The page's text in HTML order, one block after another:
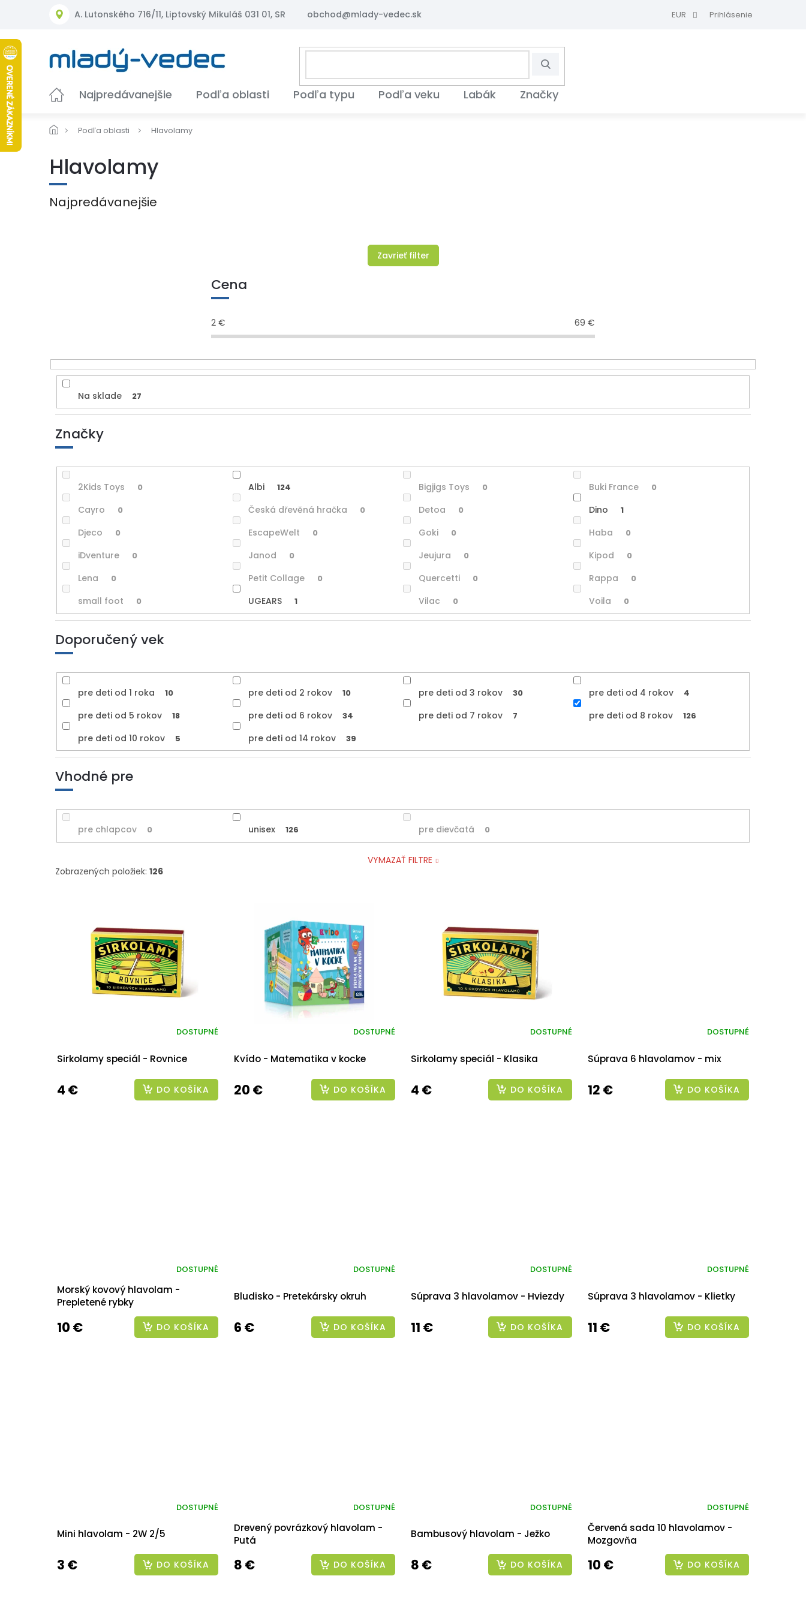
A. Lutonského 716/11, Liptovský Mikuláš 031 01, SR obchod@mlady-vedec.sk EUR Prihlásenie
Hľadať
Najpredávanejšie Podľa oblasti Podľa typu Podľa veku Labák Značky
Podľa oblasti Hlavolamy
Hlavolamy
Najpredávanejšie
Zavrieť filter
Cena
2 € 69 €
Na sklade 27
Značky
2Kids Toys 0 Albi 124 Bigjigs Toys 0 Buki France 0
Cayro 0 Česká dřevěná hračka 0 Detoa 0 Dino 1
Djeco 0 EscapeWelt 0 Goki 0 Haba 0
iDventure 0 Janod 0 Jeujura 0 Kipod 0
Lena 0 Petit Collage 0 Quercetti 0 Rappa 0
small foot 0 UGEARS 1 Vilac 0 Voila 0
Doporučený vek
pre deti od 1 roka 10 pre deti od 2 rokov 10 pre deti od 3 rokov 30 pre deti od 4 rokov 4
pre deti od 5 rokov 18 pre deti od 6 rokov 34 pre deti od 7 rokov 7 pre deti od 8 rokov 126
pre deti od 10 rokov 5 pre deti od 14 rokov 39
Vhodné pre
pre chlapcov 0 unisex 126 pre dievčatá 0
VYMAZAŤ FILTRE
Zobrazených položiek: 126
Sirkolamy speciál - Rovnice
DOSTUPNÉ
4 € DO KOŠÍKA
Kvído - Matematika v kocke
DOSTUPNÉ
20 € DO KOŠÍKA
Sirkolamy speciál - Klasika
DOSTUPNÉ
4 € DO KOŠÍKA
Súprava 6 hlavolamov - mix
DOSTUPNÉ
12 € DO KOŠÍKA
Morský kovový hlavolam -
Prepletené rybky
DOSTUPNÉ
10 € DO KOŠÍKA
Bludisko - Pretekársky okruh
DOSTUPNÉ
6 € DO KOŠÍKA
Súprava 3 hlavolamov - Hviezdy
DOSTUPNÉ
11 € DO KOŠÍKA
Súprava 3 hlavolamov - Klietky
DOSTUPNÉ
11 € DO KOŠÍKA
Mini hlavolam - 2W 2/5
DOSTUPNÉ
3 € DO KOŠÍKA
Drevený povrázkový hlavolam -
Putá
DOSTUPNÉ
8 € DO KOŠÍKA
Bambusový hlavolam - Ježko
DOSTUPNÉ
8 € DO KOŠÍKA
Červená sada 10 hlavolamov -
Mozgovňa
DOSTUPNÉ
10 € DO KOŠÍKA